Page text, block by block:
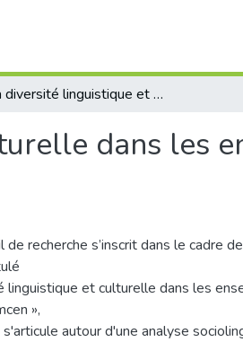
La diversité linguistique et culturelle dans les enseignes commerciales de la ville de Tlemcen
dans les
recherche s’inscrit dans le cadre
linguistique et culturelle dans les
»,
autour d'une analyse